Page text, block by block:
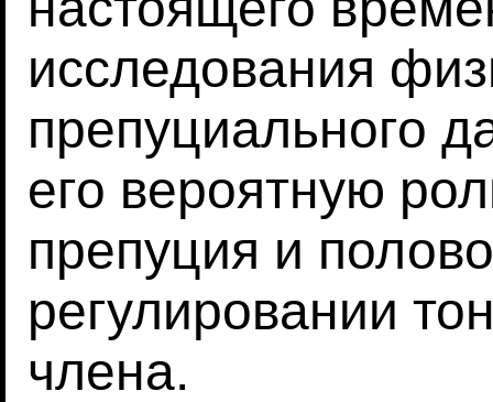
исследования
препуциального
его вероятную
препуция и
регулировании
члена.